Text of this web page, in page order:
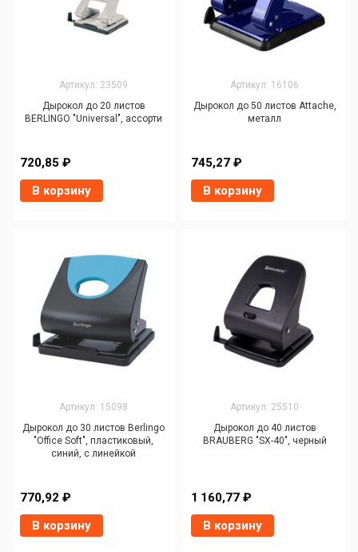
Артикул: 23509
Дырокол до 20 листов
BERLINGO "Universal", ассорти
720,85 ₽
В корзину
Артикул: 16106
Дырокол до 50 листов Attache,
металл
745,27 ₽
В корзину
Артикул: 15098
Дырокол до 30 листов Berlingo
"Office Soft", пластиковый,
синий, с линейкой
770,92 ₽
В корзину
Артикул: 25510
Дырокол до 40 листов
BRAUBERG "SX-40", черный
1 160,77 ₽
В корзину